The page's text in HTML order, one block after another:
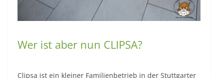
Wer ist aber nun CLIPSA?
Clipsa ist ein kleiner Familienbetrieb in der Stuttgarter